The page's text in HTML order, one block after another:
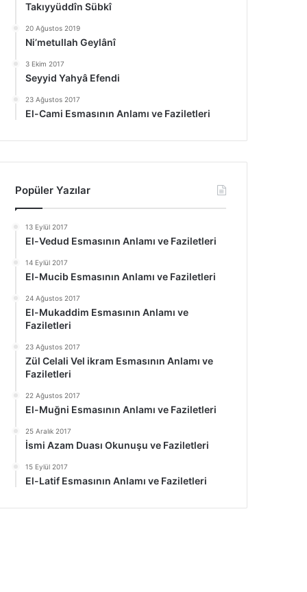
Takıyyüddîn Sübkî
20 Ağustos 2019
Ni’metullah Geylânî
3 Ekim 2017
Seyyid Yahyâ Efendi
23 Ağustos 2017
El-Cami Esmasının Anlamı ve Faziletleri
Popüler Yazılar
13 Eylül 2017
El-Vedud Esmasının Anlamı ve Faziletleri
14 Eylül 2017
El-Mucib Esmasının Anlamı ve Faziletleri
24 Ağustos 2017
El-Mukaddim Esmasının Anlamı ve
Faziletleri
23 Ağustos 2017
Zül Celali Vel ikram Esmasının Anlamı ve
Faziletleri
22 Ağustos 2017
El-Muğni Esmasının Anlamı ve Faziletleri
25 Aralık 2017
İsmi Azam Duası Okunuşu ve Faziletleri
15 Eylül 2017
El-Latif Esmasının Anlamı ve Faziletleri